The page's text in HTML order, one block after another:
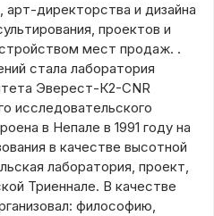
арт-директорства и дизайна
проектов и
мест продаж. .
стала лаборатория
Эверест-К2-CNR
исследовательского
в Непале в 1991 году на
в качестве высотной
лаборатория, проект,
Триеннале. В качестве
философию,